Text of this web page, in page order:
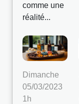
comme une
réalité...
Dimanche
05/03/2023
1h